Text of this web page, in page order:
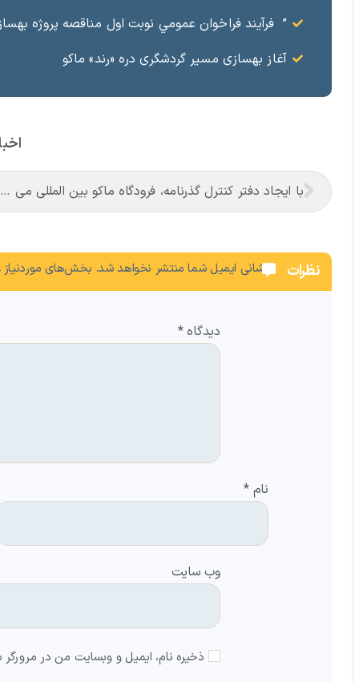
” فرآيند فراخوان عمومي نوبت اول مناقصه پروژه بهسازي و
آغاز بهسازی مسیر گردشگری دره «رند» ماکو
با ایجاد دفتر کنترل گذرنامه، فرودگاه ماکو بین المللی می شود
نظرات نشانی ایمیل شما منتشر نخواهد شد. بخش‌های
دیدگاه*
نام*
وب‌ سایت
ذخیره نام، ایمیل و وبسایت من در